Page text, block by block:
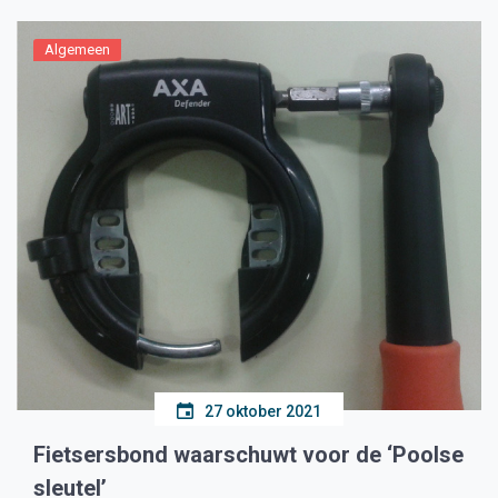
Algemeen
27 oktober 2021
Fietsersbond waarschuwt voor de ‘Poolse
sleutel’